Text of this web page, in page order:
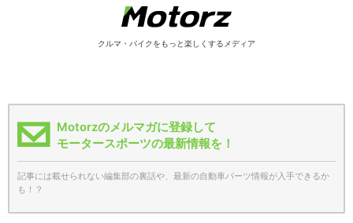
クルマ・バイクをもっと楽しくするメディア
Motorzのメルマガに登録して
モータースポーツの最新情報を！
記事には載せられない編集部の裏話や、最新の自動車パーツ情報が入手できるか
も！？